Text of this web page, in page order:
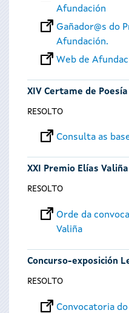
Afundación
Gañador@s do
Afundación.
Web de
XIV Certame de
RESOLTO
Consulta as
XXI Premio Elías
RESOLTO
Orde da
Valiña
Concurso-exposición
RESOLTO
Convocatoria